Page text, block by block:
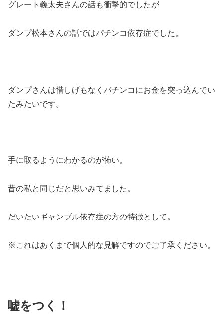
グレート義太夫さんの話も衝撃的でしたが
ダンプ松本さんの話ではパチンコ依存症でした。
ダンプさんは惜しげもなくパチンコにお金を突っ込んでい
たみたいです。
手に取るようにわかるのが怖い。
昔の私と同じだと思いみてました。
だいたいギャンブル依存症の方の特徴として。
※これはあくまで個人的な見解ですのでご了承ください。
嘘をつく！